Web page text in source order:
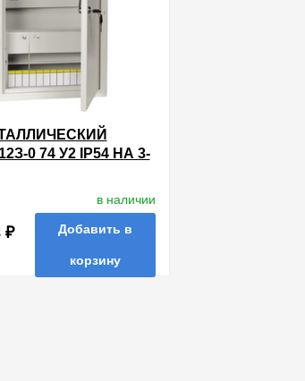
0 74 У2 IP54 НА 3-
₽
в наличии
Добавить в
корзину